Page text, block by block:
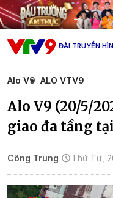
ĐÀI TRUYỀN
Alo V9 ALO VTV9
Alo V9 (20/5/
giao đa tầng
Công Trung Thứ Tư,